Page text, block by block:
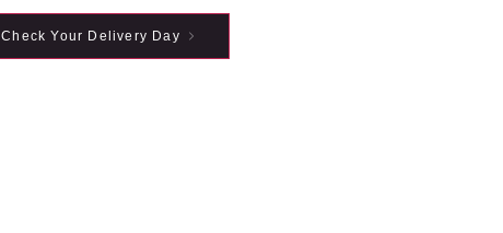
Check Your Delivery Day